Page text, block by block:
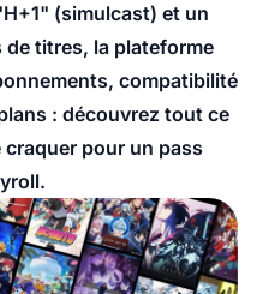
(simulcast) et un
titres, la plateforme
compatibilité
: découvrez tout ce
pour un pass